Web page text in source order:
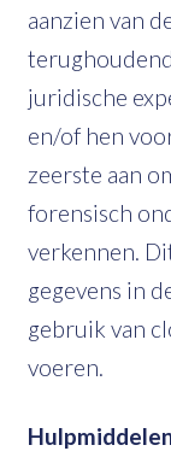
aanzien van
juridische
en/of hen
zeerste aan
forensisch
verkennen.
gegevens in
gebruik van
voeren.